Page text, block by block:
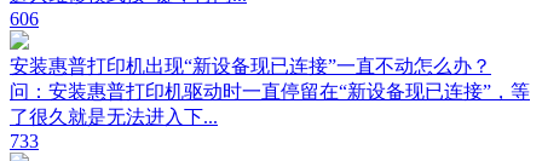
606
安装惠普打印机出现“新设备现已连接”一直不动怎么办？
问：安装惠普打印机驱动时一直停留在“新设备现已连接”，等
了很久就是无法进入下...
733